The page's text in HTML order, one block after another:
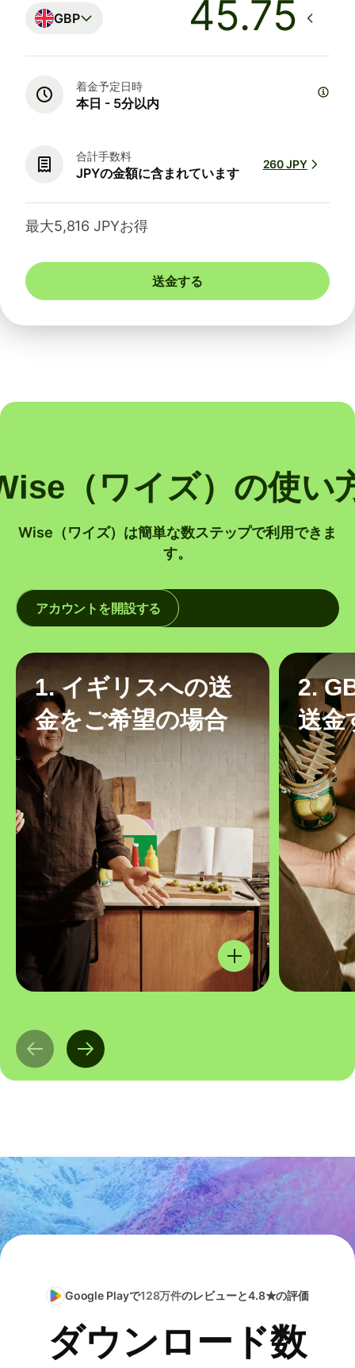
GBP
着金予定日時
本日 - 5分以内
合計手数料
JPYの金額に含まれています
260 JPY
最大5,816 JPYお得
送金する
（ワイズ）の使い
Wise（ワイズ）は簡単な数ステップで利用できま
す。
アカウントを開設する
1. イギリスへの送
金をご希望の場合
2.
送金
Google Playで128万件のレビューと4.8★の評価
ダウンロード数